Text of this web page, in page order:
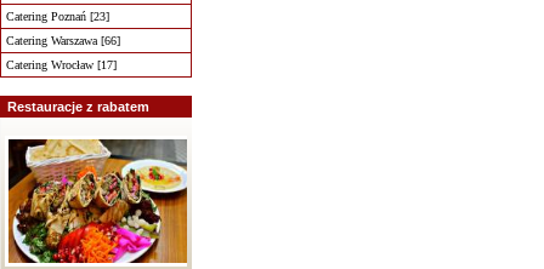
Catering Poznań [23]
Catering Warszawa [66]
Catering Wrocław [17]
Restauracje z rabatem